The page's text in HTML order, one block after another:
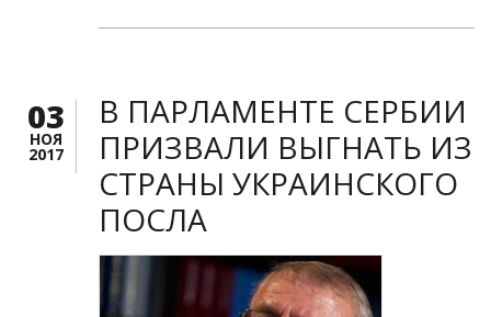
03
НОЯ
2017
В ПАРЛАМЕНТЕ СЕРБИИ
ПРИЗВАЛИ ВЫГНАТЬ ИЗ
СТРАНЫ УКРАИНСКОГО
ПОСЛА